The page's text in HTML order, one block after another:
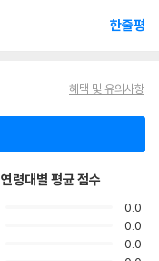
한줄평
혜택 및 유의사항
연령대별 평균 점수
0.0
0.0
0.0